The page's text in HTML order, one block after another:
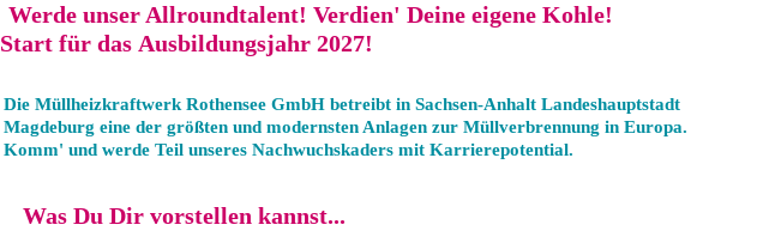
Werde unser Allroundtalent! Verdien' Deine eigene Kohle!
Start für das Ausbildungsjahr 2027!
Die Müllheizkraftwerk Rothensee GmbH betreibt in Sachsen-Anhalt Landeshauptstadt
Magdeburg eine der größten und modernsten Anlagen zur Müllverbrennung in Europa.
Komm' und werde Teil unseres Nachwuchskaders mit Karrierepotential.
Was Du Dir vorstellen kannst...